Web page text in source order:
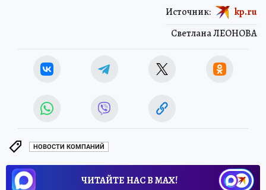
Светлана ЛЕОНОВА
Источник: kp.ru
НОВОСТИ КОМПАНИЙ
ЧИТАЙТЕ НАС В МАХ!